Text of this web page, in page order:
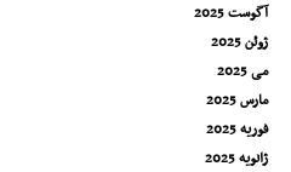
آگوست 2025
ژوئن 2025
می 2025
مارس 2025
فوریه 2025
ژانویه 2025